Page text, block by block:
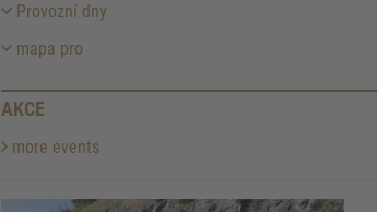
Provozní dny
mapa pro
AKCE
more events